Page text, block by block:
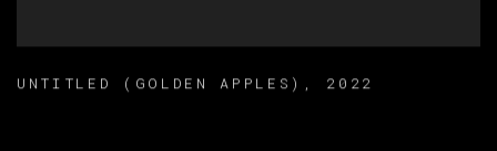
UNTITLED (GOLDEN APPLES) , 2022